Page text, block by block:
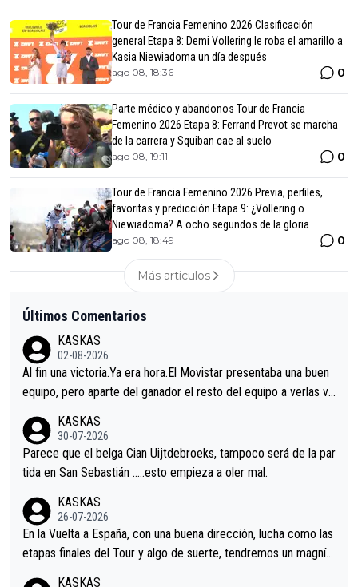
Tour de Francia Femenino 2026 Clasificación
general Etapa 8: Demi Vollering le roba el amarillo a
Kasia Niewiadoma un día después
ago 08, 18:36 0
Parte médico y abandonos Tour de Francia
Femenino 2026 Etapa 8: Ferrand Prevot se marcha
de la carrera y Squiban cae al suelo
ago 08, 19:11 0
Tour de Francia Femenino 2026 Previa, perfiles,
favoritas y predicción Etapa 9: ¿Vollering o
Niewiadoma? A ocho segundos de la gloria
ago 08, 18:49 0
Más articulos
Últimos Comentarios
KASKAS
02-08-2026
Al fin una victoria.Ya era hora.El Movistar presentaba una buen
equipo, pero aparte del ganador el resto del equipo a verlas ve
s.La única buena noticia es la mejoría de Enric Más en San Seb
astian.Si en la Vuelta a Burgos sigue la mejoría, podríamos ten
er alguna sorpresa en la Vuelta.Ojalá.
KASKAS
30-07-2026
Parece que el belga Cian Uijtdebroeks, tampoco será de la par
tida en San Sebastián …..esto empieza a oler mal.
KASKAS
26-07-2026
En la Vuelta a España, con una buena dirección, lucha como las
etapas finales del Tour y algo de suerte, tendremos un magnífi
KASKAS